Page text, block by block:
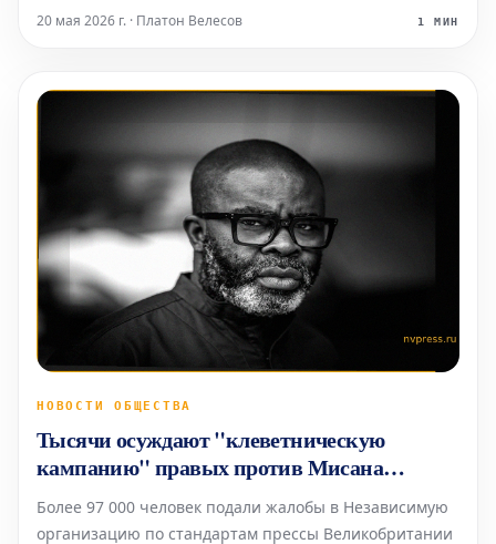
стоит обратить внимание на глубокие эссе о роли
20 мая 2026 г. · Платон Велесов 1 МИН
НОВОСТИ ОБЩЕСТВА
Тысячи осуждают "клеветническую
кампанию" правых против Мисана
Харримана
Более 97 000 человек подали жалобы в Независимую
организацию по стандартам прессы Великобритании